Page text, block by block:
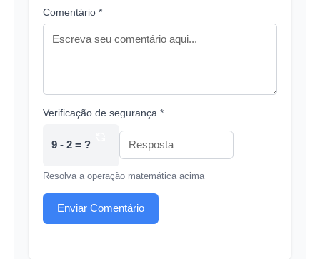
Comentário *
Verificação de segurança *
9 - 2 = ?
Resolva a operação matemática acima
Enviar Comentário